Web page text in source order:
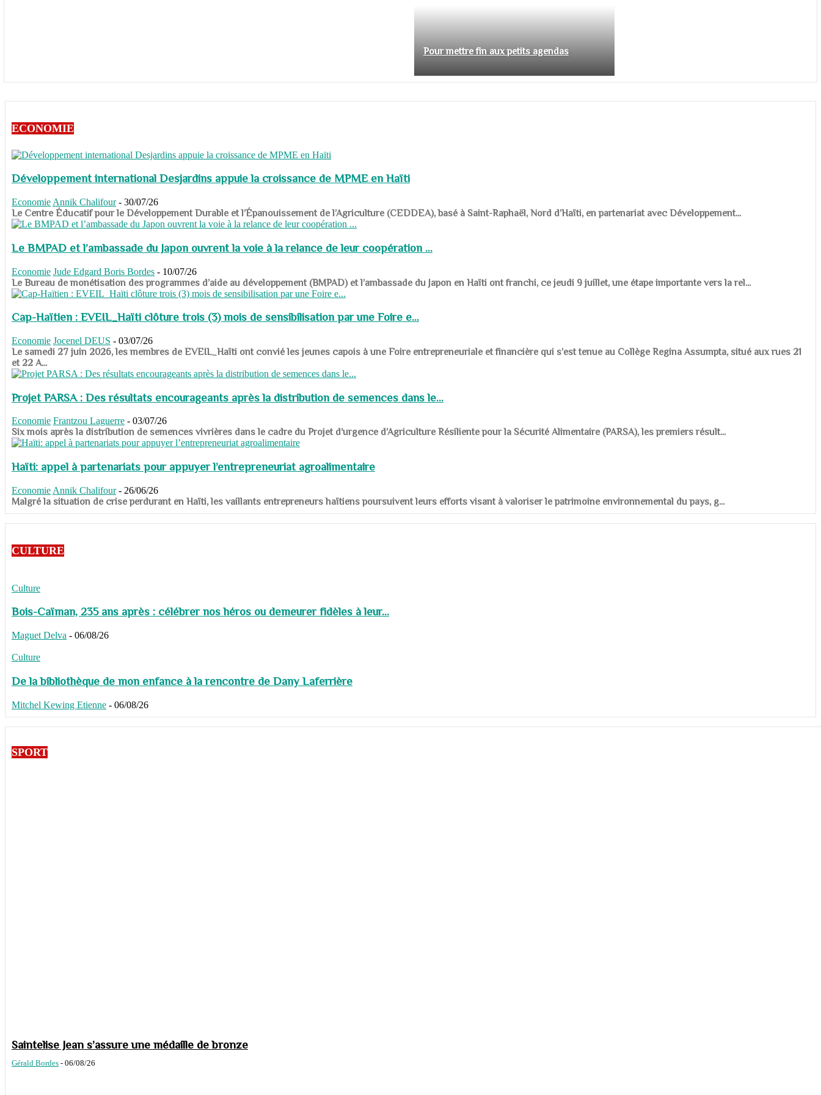
Pour mettre fin aux petits agendas
ECONOMIE
Développement international Desjardins appuie la croissance de MPME en Haïti
Economie Annik Chalifour - 30/07/26
​​​​​​​Le Centre Éducatif pour le Développement Durable et l’Épanouissement de l’Agriculture (CEDDEA), basé à Saint-Raphaël, Nord d’Haïti, en partenariat avec Développement...
Le BMPAD et l’ambassade du Japon ouvrent la voie à la relance de leur coopération ...
Economie Jude Edgard Boris Bordes - 10/07/26
​​​​​​​Le Bureau de monétisation des programmes d’aide au développement (BMPAD) et l’ambassade du Japon en Haïti ont franchi, ce jeudi 9 juillet, une étape importante vers la rel...
Cap-Haïtien : EVEIL_Haïti clôture trois (3) mois de sensibilisation par une Foire e...
Economie Jocenel DEUS - 03/07/26
Le samedi 27 juin 2026, les membres de EVEIL_Haïti ont convié les jeunes capois à une Foire entrepreneuriale et financière qui s’est tenue au Collège Regina Assumpta, situé aux rues 21
et 22 A...
Projet PARSA : Des résultats encourageants après la distribution de semences dans le...
Economie Frantzou Laguerre - 03/07/26
​​​​​​​Six mois après la distribution de semences vivrières dans le cadre du Projet d’urgence d’Agriculture Résiliente pour la Sécurité Alimentaire (PARSA), les premiers résult...
Haïti: appel à partenariats pour appuyer l’entrepreneuriat agroalimentaire
Economie Annik Chalifour - 26/06/26
​​​​​​​Malgré la situation de crise perdurant en Haïti, les vaillants entrepreneurs haïtiens poursuivent leurs efforts visant à valoriser le patrimoine environnemental du pays, g...
CULTURE
Culture
Bois-Caïman, 235 ans après : célébrer nos héros ou demeurer fidèles à leur...
Maguet Delva - 06/08/26
Culture
De la bibliothèque de mon enfance à la rencontre de Dany Laferrière
Mitchel Kewing Etienne - 06/08/26
SPORT
Saintelise Jean s’assure une médaille de bronze
Gérald Bordes - 06/08/26